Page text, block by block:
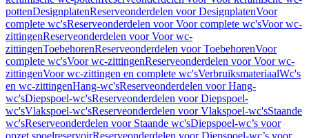
pottenDesignplatenReserveonderdelen voor DesignplatenVoor
complete wc'sReserveonderdelen voor Voor complete wc'sVoor wc-
zittingenReserveonderdelen voor Voor wc-
zittingenToebehorenReserveonderdelen voor ToebehorenVoor
complete wc'sVoor wc-zittingenReserveonderdelen voor Voor wc-
zittingenVoor wc-zittingen en complete wc'sVerbruiksmateriaalWc's
en wc-zittingenHang-wc'sReserveonderdelen voor Hang-
wc'sDiepspoel-wc'sReserveonderdelen voor Diepspoel-
wc'sVlakspoel-wc'sReserveonderdelen voor Vlakspoel-wc'sStaande
wc'sReserveonderdelen voor Staande wc'sDiepspoel-wc’s voor
opzet spoelreservoirReserveonderdelen voor Diepspoel-wc’s voor